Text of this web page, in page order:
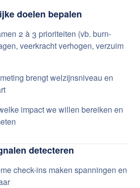
doelen bepalen
2 à 3 prioriteiten (vb. burn-
veerkracht verhogen, verzuim
brengt welzijnsniveau en
impact we willen bereiken en
detecteren
check-ins maken spanningen en